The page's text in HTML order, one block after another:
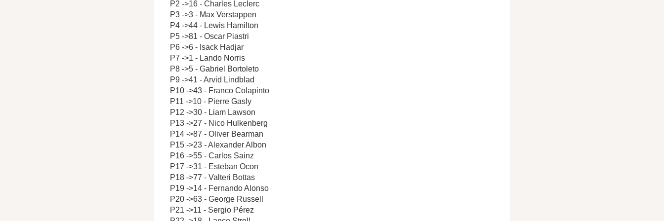
P2 ->16 - Charles Leclerc
P3 ->3 - Max Verstappen
P4 ->44 - Lewis Hamilton
P5 ->81 - Oscar Piastri
P6 ->6 - Isack Hadjar
P7 ->1 - Lando Norris
P8 ->5 - Gabriel Bortoleto
P9 ->41 - Arvid Lindblad
P10 ->43 - Franco Colapinto
P11 ->10 - Pierre Gasly
P12 ->30 - Liam Lawson
P13 ->27 - Nico Hulkenberg
P14 ->87 - Oliver Bearman
P15 ->23 - Alexander Albon
P16 ->55 - Carlos Sainz
P17 ->31 - Esteban Ocon
P18 ->77 - Valteri Bottas
P19 ->14 - Fernando Alonso
P20 ->63 - George Russell
P21 ->11 - Sergio Pérez